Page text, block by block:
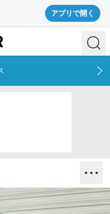
アプリで開く